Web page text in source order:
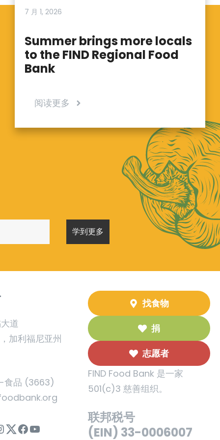
7 月 1, 2026
Summer brings more locals
to the FIND Regional Food
Bank
阅读更多
道
加利福尼亚州
品 (3663)
Twitter
Facebook
YouTube
找食物
捐
志愿者
FIND Food Bank 是一家
501(c)3 慈善组织。
联邦税号
(EIN) 33-0006007